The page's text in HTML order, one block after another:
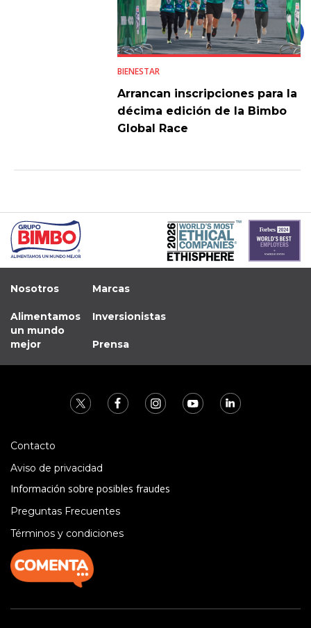
BIENESTAR
Arrancan inscripciones para la
décima edición de la Bimbo
Global Race
Nosotros
Alimentamos
un mundo
mejor
Marcas
Inversionistas
Prensa
Contacto
Aviso de privacidad
Información sobre posibles fraudes
Preguntas Frecuentes
Términos y condiciones